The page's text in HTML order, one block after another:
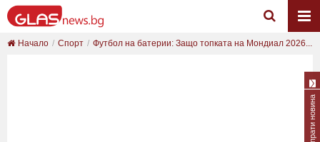
Начало Спорт Футбол на батерии: Защо топката на Мондиал 2026...
Изпрати новина